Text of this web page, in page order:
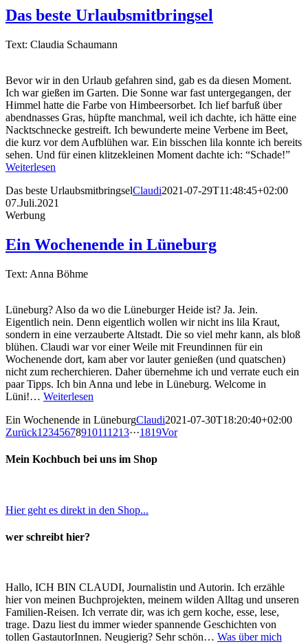
Das beste Urlaubsmitbringsel
Text: Claudia Schaumann
Bevor wir in den Urlaub gefahren sind, gab es da diesen Moment.
Ich war gießen im Garten. Die Sonne war fast untergegangen, der
Himmel hatte die Farbe von Himbeersorbet. Ich lief barfuß über
abendnasses Gras, hüpfte manchmal, weil ich dachte, ich hätte eine
Nacktschnecke gestreift. Ich bewunderte meine Verbene im Beet,
die kurz vor dem Aufblühen war. Ein bisschen lila konnte ich bereits
sehen. Und für einen klitzekleinen Moment dachte ich: “Schade!”
Weiterlesen
Das beste UrlaubsmitbringselClaudi2021-07-29T11:48:45+02:00
07.Juli.2021
Werbung
Ein Wochenende in Lüneburg
Text: Anna Böhme
Lüneburg? Also da wo die Lüneburger Heide ist? Ja. Jein.
Eigentlich nein. Denn eigentlich wollen wir nicht ins lila Kraut,
sondern in eine verzauberte Altstadt. Die so viel mehr kann, als bloß
blühen. Claudi war vor einer Weile mit Freundinnen für ein
Wochenende dort, kam aber vor lauter genießen (und quatschen)
nicht zum recherchieren. Daher übernehme ich und verrate euch ein
paar Tipps. Ich bin Anna und lebe in Lüneburg. Welcome in
Lüni!… Weiterlesen
Ein Wochenende in LüneburgClaudi2021-07-30T18:20:40+02:00
Zurück1 2345678910111213···1819Vor
Mein Kochbuch bei uns im Shop
Hier geht es direkt in den Shop...
wer schreibt hier?
Hallo, ICH BIN CLAUDI, Journalistin und Autorin. Ich erzähle
hier von meinen Buchprojekten, meinem wilden Alltag und unseren
Familien-Reisen. Ich verrate dir, was ich gern koche, esse, lese,
trage. Dazu liest du immer wieder spannende Geschichten von
tollen GastautorInnen. Neugierig? Sehr schön… Was über mich